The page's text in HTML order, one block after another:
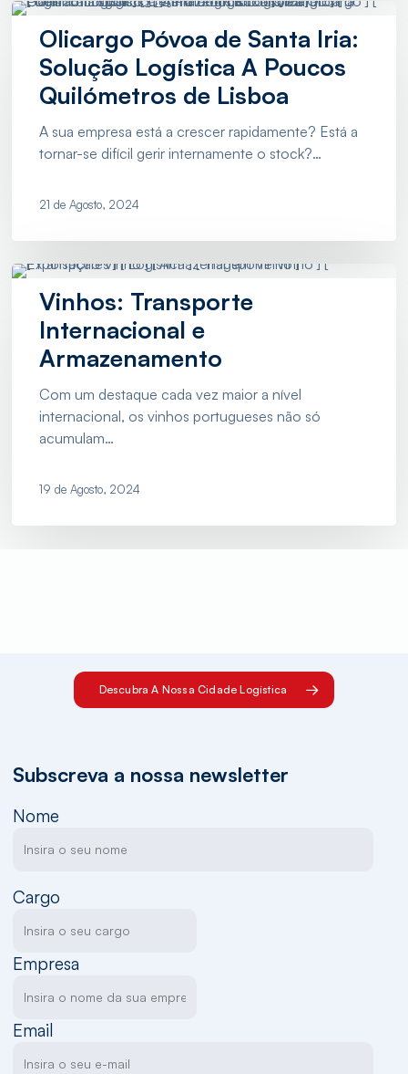
Olicargo
Póvoa
Santa
Logística
Quilómetros
Olicargo Póvoa de Santa Iria:
Solução Logística A Poucos
Quilómetros de Lisboa
A sua empresa está a crescer rapidamente? Está a
tornar-se difícil gerir internamente o stock?…
21 de Agosto, 2024
Vinhos:
Transporte
Internacional
Armazenamento
Vinhos: Transporte
Internacional e
Armazenamento
Com um destaque cada vez maior a nível
internacional, os vinhos portugueses não só
acumulam…
19 de Agosto, 2024
Descubra A Nossa Cidade Logística
Subscreva a nossa newsletter
Nome
Cargo
Empresa
Email